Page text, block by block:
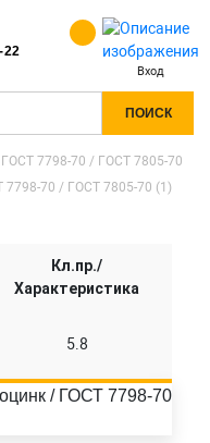
22
Вход
ПОИСК
ГОСТ 7798-70 / ГОСТ 7805-70
7798-70 / ГОСТ 7805-70 (1)
Кл.пр./
Характеристика
5.8